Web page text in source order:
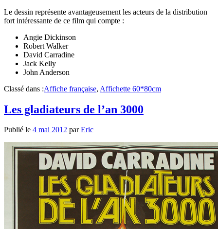
Le dessin représente avantageusement les acteurs de la distribution
fort intéressante de ce film qui compte :
Angie Dickinson
Robert Walker
David Carradine
Jack Kelly
John Anderson
Classé dans :Affiche française, Affichette 60*80cm
Les gladiateurs de l’an 3000
Publié le 4 mai 2012 parEric